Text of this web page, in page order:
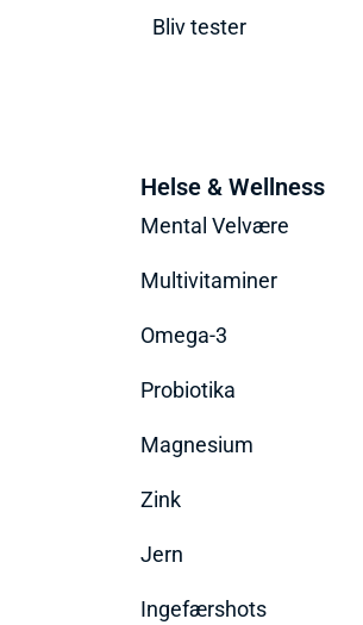
Bliv tester
Helse & Wellness
Mental Velvære
Multivitaminer
Omega-3
Probiotika
Magnesium
Zink
Jern
Ingefærshots